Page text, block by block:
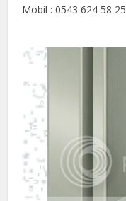
Mobil : 0543 624 58 25